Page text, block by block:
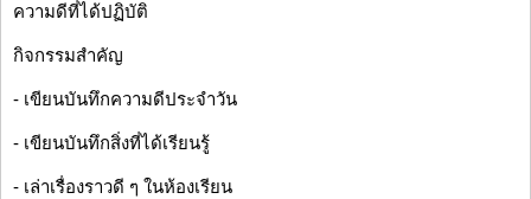
ความดีที่ได้ปฏิบัติ
กิจกรรมสำคัญ
- เขียนบันทึกความดีประจำวัน
- เขียนบันทึกสิ่งที่ได้เรียนรู้
- เล่าเรื่องราวดี ๆ ในห้องเรียน